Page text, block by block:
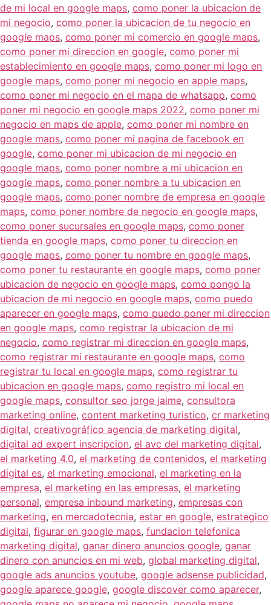
de mi local en google maps, como poner la ubicacion de
mi negocio, como poner la ubicacion de tu negocio en
google maps, como poner mi comercio en google maps,
como poner mi direccion en google, como poner mi
establecimiento en google maps, como poner mi logo en
google maps, como poner mi negocio en apple maps,
como poner mi negocio en el mapa de whatsapp, como
poner mi negocio en google maps 2022, como poner mi
negocio en maps de apple, como poner mi nombre en
google maps, como poner mi pagina de facebook en
google, como poner mi ubicacion de mi negocio en
google maps, como poner nombre a mi ubicacion en
google maps, como poner nombre a tu ubicacion en
google maps, como poner nombre de empresa en google
maps, como poner nombre de negocio en google maps,
como poner sucursales en google maps, como poner
tienda en google maps, como poner tu direccion en
google maps, como poner tu nombre en google maps,
como poner tu restaurante en google maps, como poner
ubicacion de negocio en google maps, como pongo la
ubicacion de mi negocio en google maps, como puedo
aparecer en google maps, como puedo poner mi direccion
en google maps, como registrar la ubicacion de mi
negocio, como registrar mi direccion en google maps,
como registrar mi restaurante en google maps, como
registrar tu local en google maps, como registrar tu
ubicacion en google maps, como registro mi local en
google maps, consultor seo jorge jaime, consultora
marketing online, content marketing turistico, cr marketing
digital, creativográfico agencia de marketing digital,
digital ad expert inscripcion, el avc del marketing digital,
el marketing 4.0, el marketing de contenidos, el marketing
digital es, el marketing emocional, el marketing en la
empresa, el marketing en las empresas, el marketing
personal, empresa inbound marketing, empresas con
marketing, en mercadotecnia, estar en google, estrategico
digital, figurar en google maps, fundacion telefonica
marketing digital, ganar dinero anuncios google, ganar
dinero con anuncios en mi web, global marketing digital,
google ads anuncios youtube, google adsense publicidad,
google aparece google, google discover como aparecer,